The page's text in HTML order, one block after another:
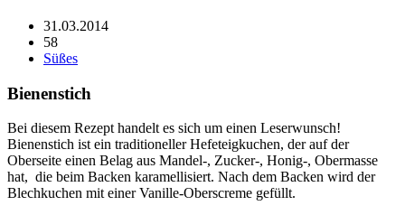
31.03.2014
58
Süßes
Bienenstich
Bei diesem Rezept handelt es sich um einen Leserwunsch!
Bienenstich ist ein traditioneller Hefeteigkuchen, der auf der
Oberseite einen Belag aus Mandel-, Zucker-, Honig-, Obermasse
hat, die beim Backen karamellisiert. Nach dem Backen wird der
Blechkuchen mit einer Vanille-Oberscreme gefüllt.